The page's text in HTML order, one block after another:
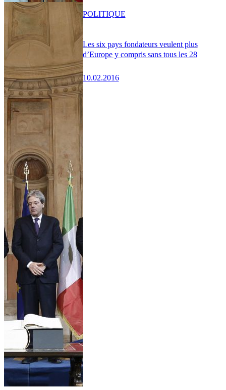
Les six pays fondateurs veulent plus
d’Europe y compris sans tous les 28
10.02.2016
POLITIQUE